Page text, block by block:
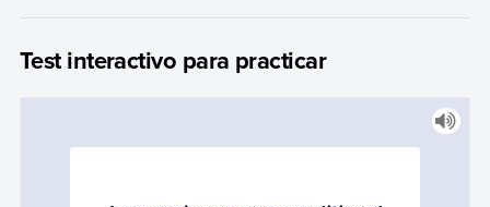
Test interactivo para practicar